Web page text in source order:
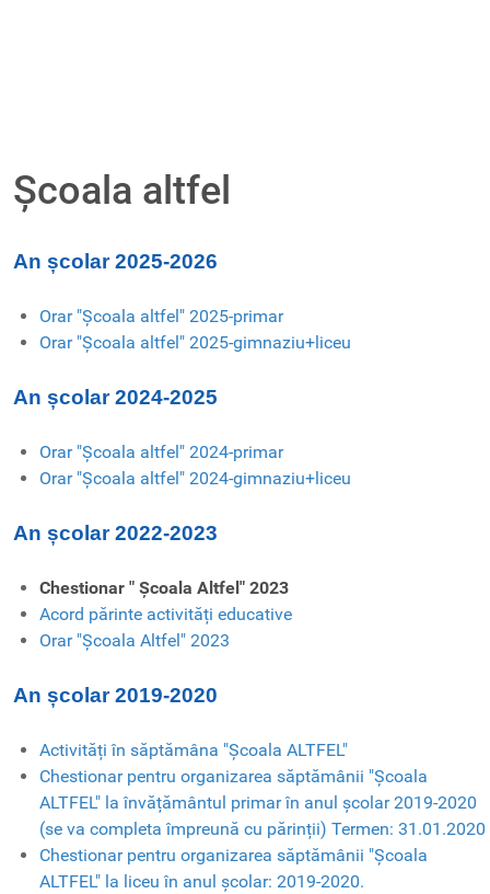
Școala altfel
An școlar 2025-2026
Orar "Școala altfel" 2025-primar
Orar "Școala altfel" 2025-gimnaziu+liceu
An școlar 2024-2025
Orar "Școala altfel" 2024-primar
Orar "Școala altfel" 2024-gimnaziu+liceu
An școlar 2022-2023
Chestionar " Școala Altfel" 2023
Acord părinte activități educative
Orar "Școala Altfel" 2023
An școlar 2019-2020
Activități în săptămâna "Școala ALTFEL"
Chestionar pentru organizarea săptămânii "Școala
ALTFEL" la învățământul primar în anul școlar 2019-2020
(se va completa împreună cu părinții) Termen: 31.01.2020
Chestionar pentru organizarea săptămânii "Școala
ALTFEL" la liceu în anul școlar: 2019-2020.